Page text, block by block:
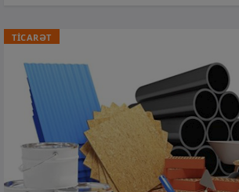
TİCARƏT